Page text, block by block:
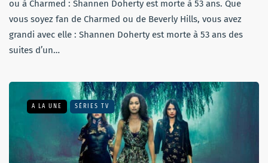
ou à Charmed : Shannen Doherty est morte à 53 ans. Que
vous soyez fan de Charmed ou de Beverly Hills, vous avez
grandi avec elle : Shannen Doherty est morte à 53 ans des
suites d’un…
A LA UNE SÉRIES TV